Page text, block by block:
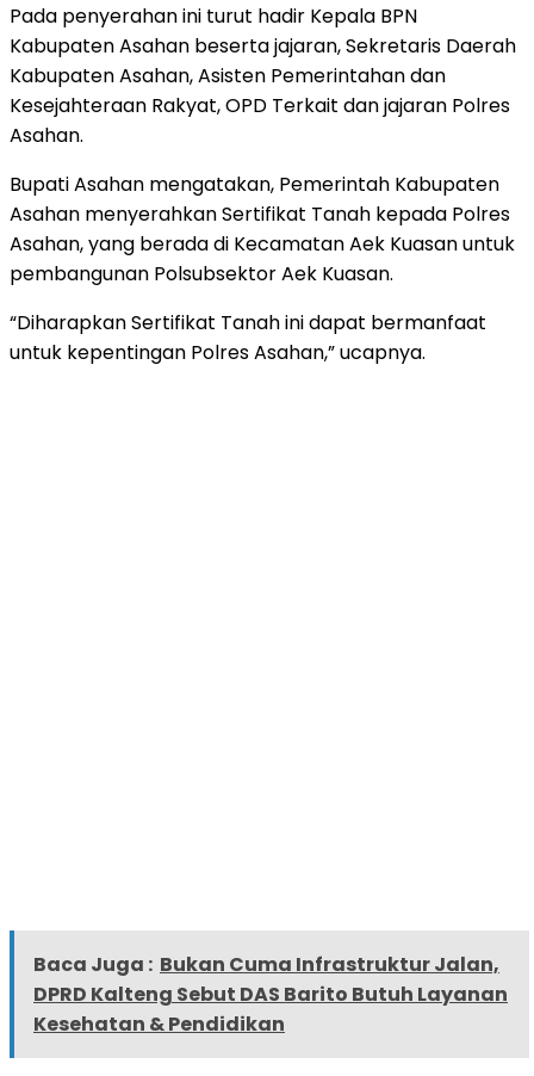
Pada penyerahan ini turut hadir Kepala BPN
Kabupaten Asahan beserta jajaran, Sekretaris Daerah
Kabupaten Asahan, Asisten Pemerintahan dan
Kesejahteraan Rakyat, OPD Terkait dan jajaran Polres
Asahan.
Bupati Asahan mengatakan, Pemerintah Kabupaten
Asahan menyerahkan Sertifikat Tanah kepada Polres
Asahan, yang berada di Kecamatan Aek Kuasan untuk
pembangunan Polsubsektor Aek Kuasan.
“Diharapkan Sertifikat Tanah ini dapat bermanfaat
untuk kepentingan Polres Asahan,” ucapnya.
Baca Juga : Bukan Cuma Infrastruktur Jalan,
DPRD Kalteng Sebut DAS Barito Butuh Layanan
Kesehatan & Pendidikan